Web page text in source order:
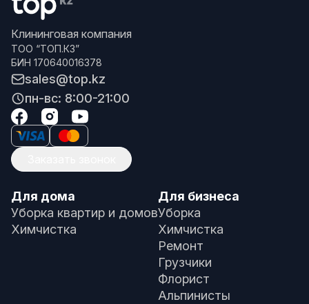
Клининговая компания
ТОО “ТОП.КЗ”
БИН 170640016378
sales@top.kz
пн-вс: 8:00-21:00
Для дома
Уборка квартир и домов
Химчистка
Для бизнеса
Уборка
Химчистка
Ремонт
Грузчики
Флорист
Альпинисты